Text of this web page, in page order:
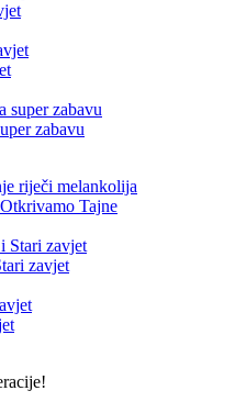
zabavu
Tajne
zavjet